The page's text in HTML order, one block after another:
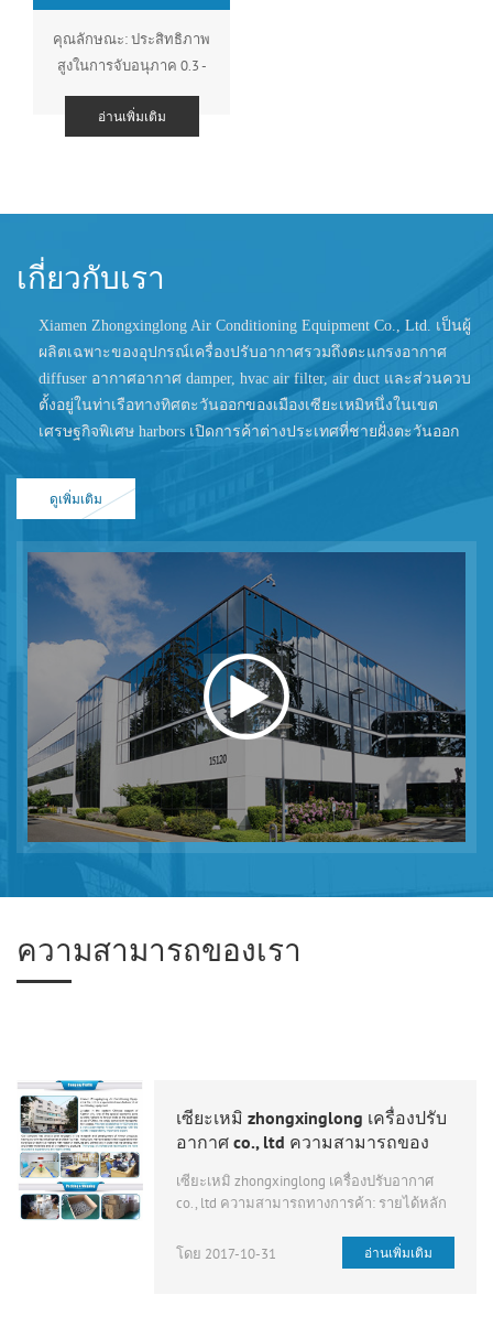
คุณลักษณะ: ประสิทธิภาพ
สูงในการจับอนุภาค 0.3 -
0.5um; ความต้านทานต่ำ;
ความจุของฝุ่นละออง
อ่านเพิ่มเติม
เกี่ยวกับเรา
Xiamen Zhongxinglong Air Conditioning Equipment Co., Ltd.
เป็นผู้
ผลิตเฉพาะของอุปกรณ์เครื่องปรับอากาศรวมถึงตะแกรงอากาศ
diffuser อากาศอากาศ damper, hvac air filter, air duct และส่วนควบ
ตั้งอยู่ในท่าเรือทางทิศตะวันออกของเมืองเซียะเหมิหนึ่งในเขต
เศรษฐกิจพิเศษ harbors เปิดการค้าต่างประเทศที่ชายฝั่งตะวันออก
เข้าและส่งออกได้อย่างอิสระ
tech มีศูนย์เทคนิคของเราเองและทดสอบสิ่งอำนวยความสะดวก
นอกจากนี้เรายังได้จัดตั้งความสัมพันธ์ด้านสหกรณ์เกี่ยวกับเรื่องทาง
เทคนิคกับสถาบันวิจัยและมหาวิทยาลัยเพื่อให้เราสามารถพัฒนา
ผลิตภัณฑ์ใหม่ ๆ และผลิตภัณฑ์เครื่องปรับอากาศได้ดียิ่งขึ้น กลุ่ม
ของช่างมืออาชีพที่เราได้รับคัดเลือกมีประสบการณ์และมีทักษะสูง
ด้วยประสบการณ์หลายปีเราจึงมุ่งเน้นการพัฒนาผลิตภัณฑ์ระบาย
อากาศที่หลากหลาย ผ่านความพยายามของฝ่ายวิจัยและพัฒนาของ
เราและฝ่ายตรวจสอบ บริษัท ของเราได้รับทรัพย์สินทางปัญญา
ต่างๆเพื่อป้องกันการออกแบบของเราทั้งในประเทศและต่างประเทศ
ตลาด
เรากำลังมองไปข้างหน้าเพื่อสร้างการเชื่อมโยงในเชิงบวกและเป็น
ประโยชน์กับ บริษัท ทั่วโลก เรายินดีต้อนรับอย่างอบอุ่นให้คุณติดต่อ
ดูเพิ่มเติม
ความสามารถของเรา
เซียะเหมิ zhongxinglong เครื่องปรับ
อากาศ co., ltd ความสามารถของ
เซียะเหมิ zhongxinglong เครื่องปรับอากาศ
co., ltd ความสามารถทางการค้า: รายได้หลัก
โอเชียเนีย 10% แอฟริกา 10% เอเชียตะวันออก
เฉียงใต้ 20% ยุโรป 15% อเมริกาใต้ 10%
โดย 2017-10-31 อ่านเพิ่มเติม